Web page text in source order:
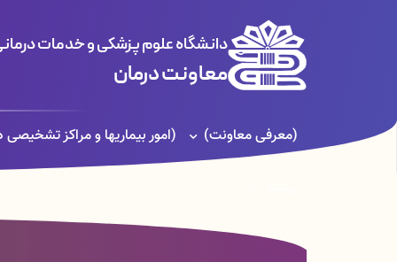
دانشگاه علوم پزشکی و خدمات
معاونت درمان
(معرفی معاونت) (امور بیماریها و مراکز تشخیصی درمانی)